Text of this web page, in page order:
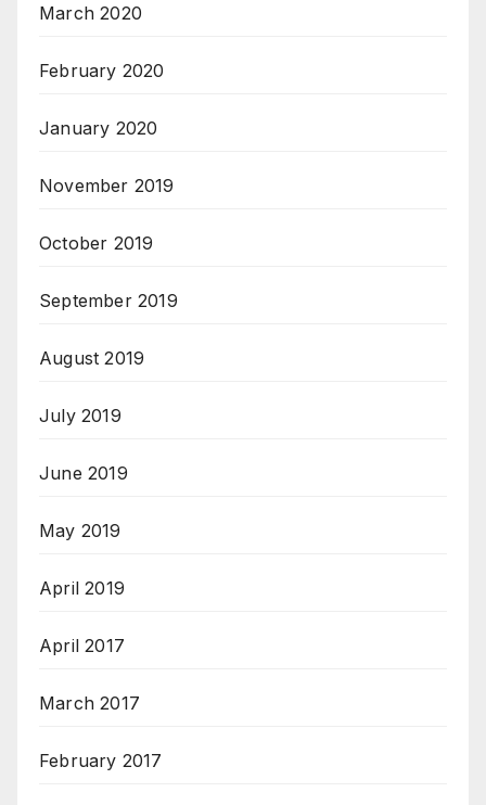
March 2020
February 2020
January 2020
November 2019
October 2019
September 2019
August 2019
July 2019
June 2019
May 2019
April 2019
April 2017
March 2017
February 2017